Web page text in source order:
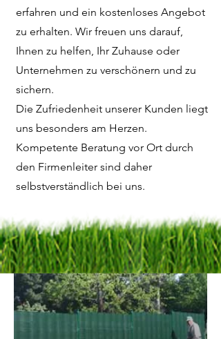
erfahren und ein kostenloses Angebot
zu erhalten. Wir freuen uns darauf,
Ihnen zu helfen, Ihr Zuhause oder
Unternehmen zu verschönern und zu
sichern.
Die Zufriedenheit unserer Kunden liegt
uns besonders am Herzen.
Kompetente Beratung vor Ort durch
den Firmenleiter sind daher
selbstverständlich bei uns.